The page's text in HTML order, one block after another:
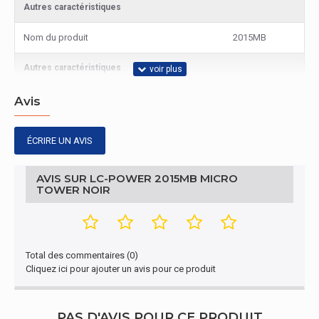
Autres caractéristiques
Nom du produit 2015MB
Autres caractéristiques
Type
Certificat
Connectivité
Quantité de ports de type A USB 3,0 (3,1 Gen
2
Ventilateurs avant maximale 1
Avis
ÉCRIRE UN AVIS
AVIS SUR LC-POWER 2015MB MICRO
TOWER NOIR
Total des commentaires (0)
Cliquez ici pour ajouter un avis pour ce produit